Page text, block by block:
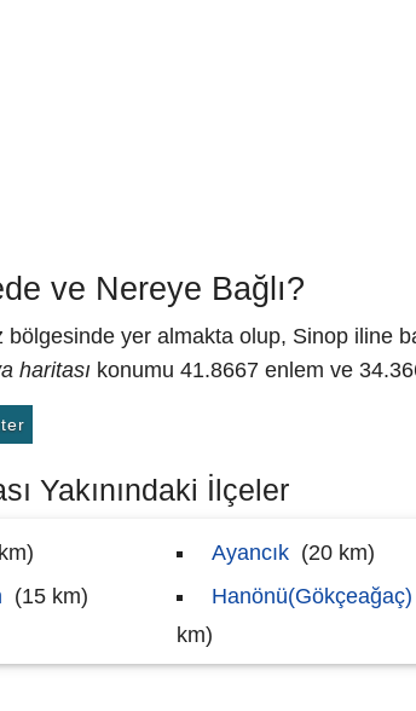
ve Nereye Bağlı?
bölgesinde yer almakta olup, Sinop iline
haritası konumu 41.8667 enlem ve
Yakınındaki İlçeler
(15 km)
Ayancık (20 km)
Hanönü(Gökçeağaç)
km)